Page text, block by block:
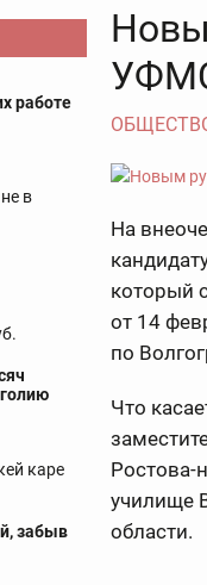
работе
в
каре
забыв
УФМС
На
который
от 14
по
Что
Ростова-
училище
области.